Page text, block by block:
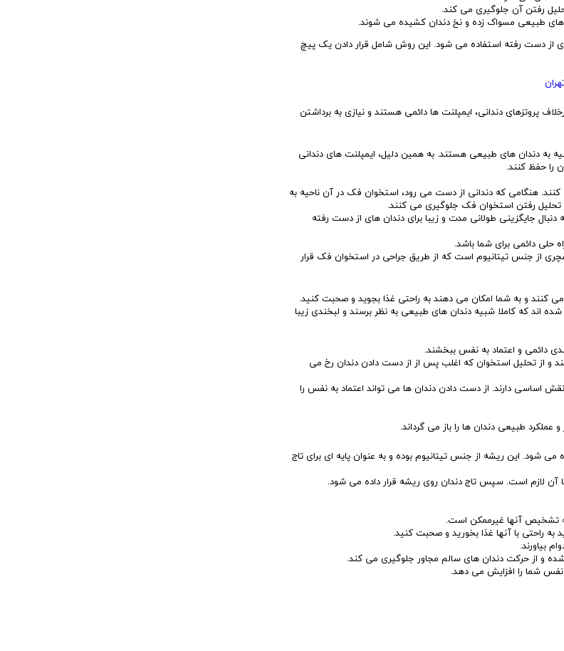
رفتن آن جلوگیری می کند.
های طبیعی مسواک زده و نخ دندان کشیده می شوند.
از دست رفته استفاده می شود. این روش شامل قرار دادن یک پیچ
پروتزهای دندانی، ایمپلنت ها دائمی هستند و نیازی به برداشتن
به دندان های طبیعی هستند. به همین دلیل، ایمپلنت های دندانی
را حفظ کنند.
هنگامی که دندانی از دست می رود، استخوان فک در آن ناحیه به
تحلیل رفتن استخوان فک جلوگیری می کنند.
جایگزینی طولانی مدت و زیبا برای دندان های از دست رفته
حلی دائمی برای شما باشد.
از جنس تیتانیوم است که از طریق جراحی در استخوان فک قرار
کنند و به شما امکان می دهند به راحتی غذا بجوید و صحبت کنید.
اند که کاملا شبیه دندان های طبیعی به نظر برسند و لبخندی زیبا
دائمی و اعتماد به نفس ببخشند.
از تحلیل استخوان که اغلب پس از از دست دادن دندان رخ می
اساسی دارند. از دست دادن دندان ها می تواند اعتماد به نفس را
طبیعی دندان ها را باز می گرداند.
این ریشه از جنس تیتانیوم بوده و به عنوان پایه ای برای تاج
آن لازم است. سپس تاج دندان روی ریشه قرار داده می شود.
تشخیص آنها غیرممکن است.
راحتی با آنها غذا بخورید و صحبت کنید.
بیاورند.
و از حرکت دندان های سالم مجاور جلوگیری می کند.
نفس شما را افزایش می دهد.